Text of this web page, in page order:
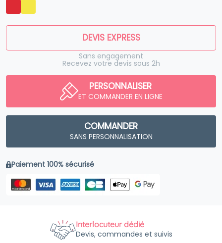
DEVIS EXPRESS
Sans engagement
Recevez votre devis sous 2h
PERSONNALISER
ET COMMANDER EN LIGNE
COMMANDER
SANS PERSONNALISATION
Paiement 100% sécurisé
Interlocuteur dédié
Devis, commandes et suivis